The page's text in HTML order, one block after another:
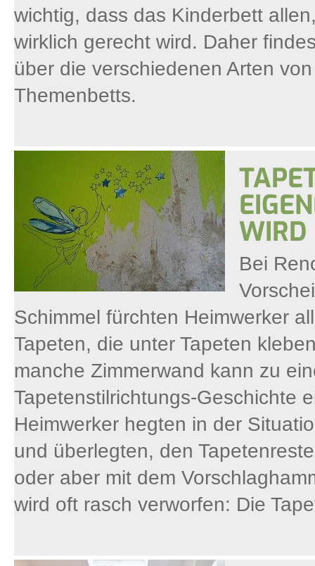
wichtig, dass das Kinderbett
wirklich gerecht wird. Daher
über die verschiedenen Arten
Themenbetts.
WIRD
Bei
Schimmel fürchten Heimwerker
Tapeten, die unter Tapeten
manche Zimmerwand kann zu
Tapetenstilrichtungs-Geschichte
Heimwerker hegten in der
und überlegten, den
oder aber mit dem
wird oft rasch verworfen: Die